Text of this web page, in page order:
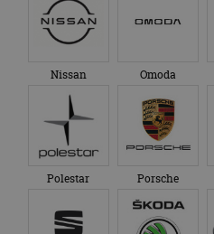
Nissan Omoda
Polestar Porsche